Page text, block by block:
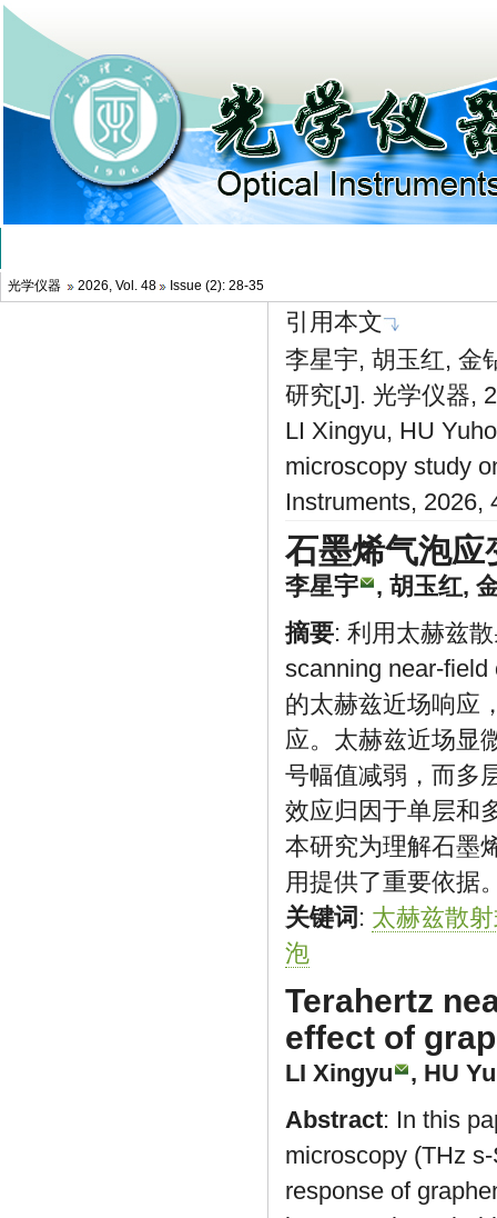
光学仪器 2026, Vol. 48 Issue (2): 28-35
引用本文
李星宇, 胡玉红, 金
研究[J]. 光学仪器,
LI Xingyu, HU
microscopy study
Instruments,
石墨烯气泡应
李星宇 , 胡玉红,
摘要: 利用太赫兹
scanning near-
的太赫兹近场响应
应。太赫兹近场显
号幅值减弱，而多
效应归因于单层和
本研究为理解石墨
用提供了重要依据
关键词 : 太赫兹散
泡
Terahertz
effect of
LI Xingyu , HU
Abstract: In this
microscopy (THz
response of